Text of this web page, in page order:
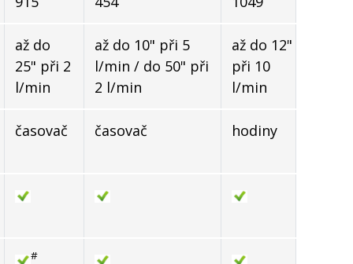
až do
25" při 2
l/min
až do 10" při 5
l/min / do 50" při
2 l/min
až do 12"
při 10
l/min
časovač časovač hodiny
#